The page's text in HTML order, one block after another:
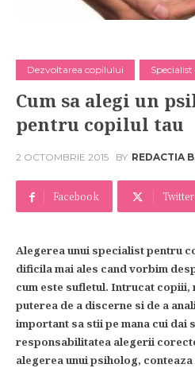
Dezvoltarea copilului
Cum sa alegi un
pentru copilul tau
2 OCTOMBRIE 2015 BY REDACTIA
Facebook Twitter
Alegerea unui specialist pentru
dificila mai ales cand vorbim
cum este sufletul. Intrucat copiii,
puterea de a discerne si de a
important sa stii pe mana cui dai
responsabilitatea alegerii
alegerea unui psiholog, conteaza